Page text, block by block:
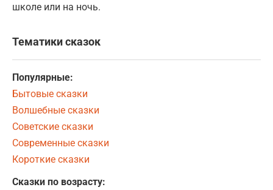
школе или на ночь.
Тематики сказок
Популярные:
Бытовые сказки
Волшебные сказки
Советские сказки
Современные сказки
Короткие сказки
Сказки по возрасту: